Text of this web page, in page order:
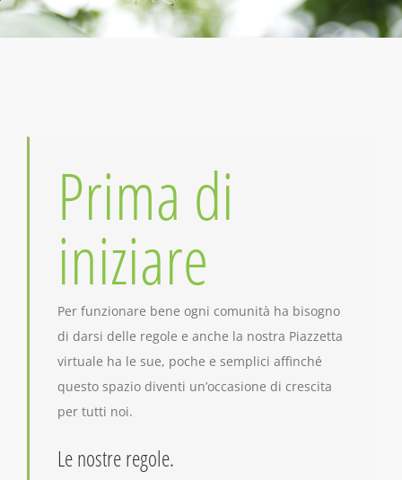
Prima di
iniziare
Per funzionare bene ogni comunità ha bisogno
di darsi delle regole e anche la nostra Piazzetta
virtuale ha le sue, poche e semplici affinché
questo spazio diventi un’occasione di crescita
per tutti noi.
Le nostre regole.